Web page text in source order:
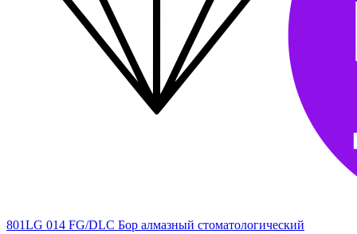
801LG 014 FG/DLC Бор алмазный стоматологический